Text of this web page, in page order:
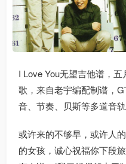
I Love You无望吉他谱，
歌，来自老宇编配制谱，
音、节奏、贝斯等多道音
或许来的不够早，或许人
的女孩，诚心祝福你下段